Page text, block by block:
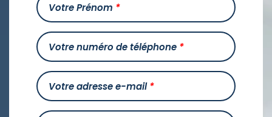
Votre Prénom *
Votre numéro de téléphone *
Votre adresse e-mail*